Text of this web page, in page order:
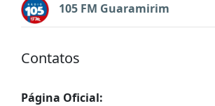
105 FM Guaramirim
Contatos
Página Oficial: